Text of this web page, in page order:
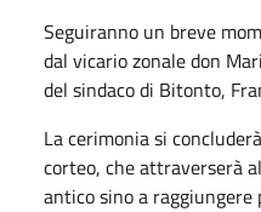
Seguiranno un breve
dal vicario zonale don
del sindaco di Bitonto,
La cerimonia si
corteo, che attraverserà
antico sino a raggiungere